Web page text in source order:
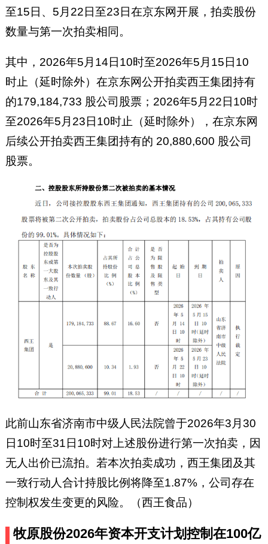
至15日、5月22日至23日在京东网开展，拍卖股份
数量与第一次拍卖相同。
其中，2026年5月14日10时至2026年5月15日10
时止（延时除外）在京东网公开拍卖西王集团持有
的179,184,733 股公司股票；2026年5月22日10时
至2026年5月23日10时止（延时除外），在京东网
后续公开拍卖西王集团持有的 20,880,600 股公司
股票。
此前山东省济南市中级人民法院曾于2026年3月30
日10时至31日10时对上述股份进行第一次拍卖，因
无人出价已流拍。若本次拍卖成功，西王集团及其
一致行动人合计持股比例将降至1.87%，公司存在
控制权发生变更的风险。（西王食品）
牧原股份2026年资本开支计划控制在100亿